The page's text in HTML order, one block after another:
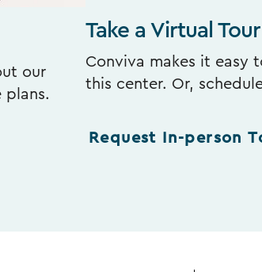
our
plans.
Take a Virtual Tour
Conviva makes it easy
this center. Or,
Request In-person